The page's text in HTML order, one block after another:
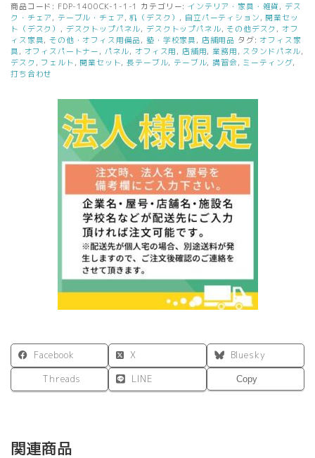
ル
ト
デ
ス
ク
W1380×H350
ン
ブ
ー
グ
商品コード: FDP-1400CK-1-1-1 カテゴリー:インテリア・家具・雑貨 , デス
ク・チェア , テーブル・チェア ,机（デスク） , 自立パーティション , 開業セッ
ト（デスク） , デスクトップパネル, デスクトップパネル,その他デスク , オフ
ィス家具,その他・オフィス用備品, 塾・学校家具 , 店舗用品 タグ: オフィス家
具 , オフィスパートナー , パネル, オフィス用 , 店舗用, 業務用 , スタンドパネル,
デスク , フェルト , 開業セット,長テーブル, テーブル,講習会, ミーティング,
打ち合わせ
Facebook X
Bluesky
Threads
LINE Copy
関連商品